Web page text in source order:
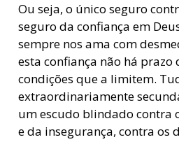
Ou seja, o único seguro
seguro da confiança em
sempre nos ama com
esta confiança não há prazo
condições que a limitem.
extraordinariamente
um escudo blindado contra
e da insegurança, contra os